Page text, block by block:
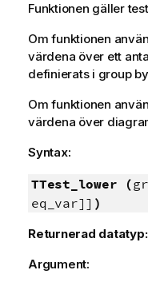
Funktionen gäller
Om funktionen
värdena över ett
definierats i group
Om funktionen
värdena över
Syntax:
TTest_lower (
eq_var]] )
Returnerad datatyp:
Argument: